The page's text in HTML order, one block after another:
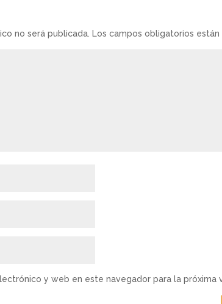
no será publicada. Los campos obligatorios están
y web en este navegador para la próxima